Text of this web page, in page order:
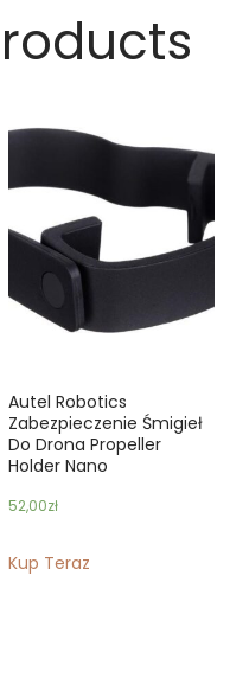
Autel Robotics
Zabezpieczenie Śmigieł
Do Drona Propeller
Holder Nano
52,00zł
Kup Teraz